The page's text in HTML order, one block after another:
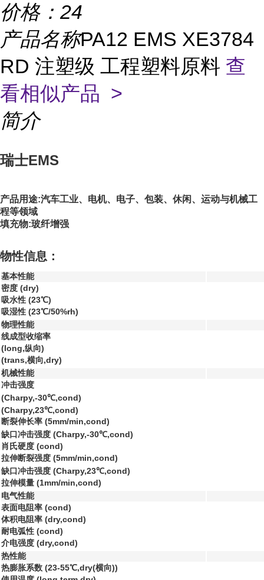
价格： 24
产品名称PA12 EMS XE3784
RD 注塑级 工程塑料原料 查
看相似产品 >
简介
瑞士EMS
产品用途:汽车工业、电机、电子、包装、休闲、运动与机械工
程等领域
填充物:玻纤增强
物性信息：
基本性能
密度 (dry)
吸水性 (23℃)
吸湿性 (23℃/50%rh)
物理性能
线成型收缩率
(long,纵向)
(trans,横向,dry)
机械性能
冲击强度
(Charpy,-30℃,cond)
(Charpy,23℃,cond)
断裂伸长率 (5mm/min,cond)
缺口冲击强度 (Charpy,-30℃,cond)
肖氏硬度 (cond)
拉伸断裂强度 (5mm/min,cond)
缺口冲击强度 (Charpy,23℃,cond)
拉伸模量 (1mm/min,cond)
电气性能
表面电阻率 (cond)
体积电阻率 (dry,cond)
耐电弧性 (cond)
介电强度 (dry,cond)
热性能
热膨胀系数 (23-55℃,dry(横向))